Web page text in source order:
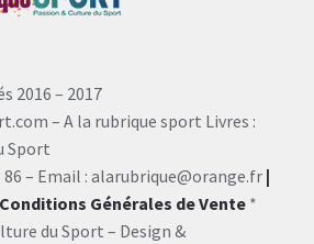
2016 – 2017
– A la rubrique sport Livres :
Sport
86 – Email : alarubrique@orange.fr |
Générales de Vente *
du Sport – Design &